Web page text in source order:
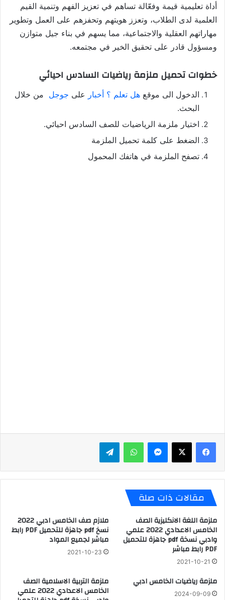
أداة تعليمية قيمة وفعّالة تساهم في تعزيز الفهم وتنمية القيم
العلمية لدى الطلاب، وتعزز هويتهم وتحفزهم على العمل وتطوير
مهاراتهم العقلية والاجتماعية، مما يسهم في بناء جيل متوازن
ومسؤول قادر على تحقيق الخير في مجتمعه.
خطوات تحميل ملزمة رياضيات السادس احيائي
الدخول الى موقع هل تعلم ؟ أخبار على جوجل من خلال
البحث.
اختيار ملزمة الرياضيات للصف السادس احيائي.
الضغط على كلمة تحميل الملزمة
تصفح الملزمة في هاتفك المحمول
ماسنجر واتساب تيلقرام
مقالات ذات صلة
ملزمة اللغة الانكليزية الصف
الخامس الاعدادي 2022 علمي
وادبي نسخة pdf جاهزة للتحميل
PDF رابط مباشر
2021-10-21
ملازم صف الخامس ادبي 2022
نسخ pdf جاهزة للتحميل PDF رابط
مباشر لجميع المواد
2021-10-23
ملزمة رياضيات الخامس ادبي
2024-09-09
ملزمة التربية الاسلامية الصف
الخامس الاعدادي 2022 علمي